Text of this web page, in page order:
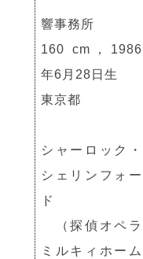
響事務所
160 cm，1986
年6月28日生
東京都
シャーロック・
シェリンフォー
ド
（探偵オペラ
ミルキィホーム